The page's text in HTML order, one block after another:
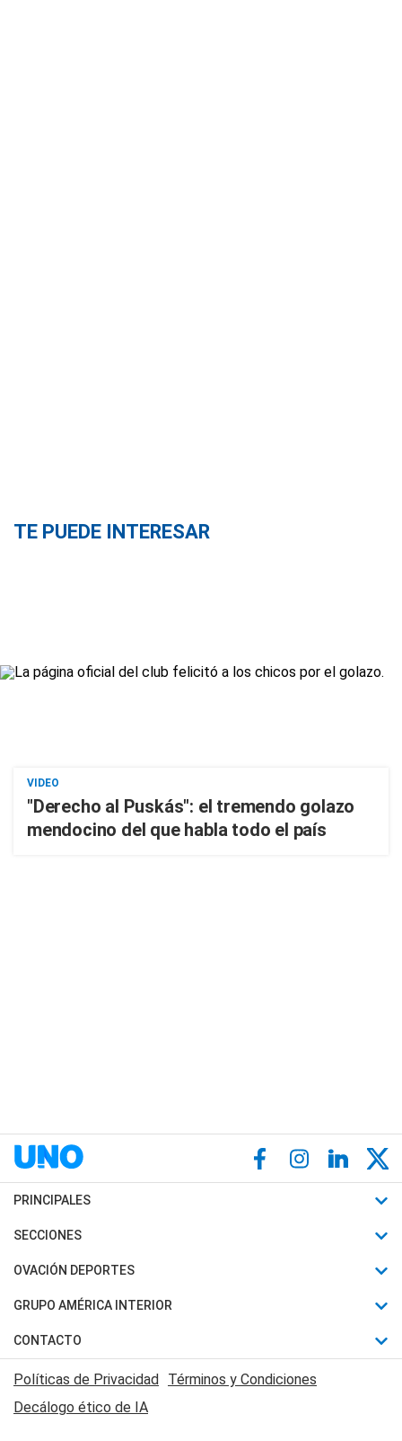
TE PUEDE INTERESAR
VIDEO
"Derecho al Puskás": el tremendo golazo
mendocino del que habla todo el país
PRINCIPALES
Últimas Noticias
Política
Judiciales
Economia
SECCIONES
Horóscopo
Motores
Trucos caseros
Series y Películas
Edictos y Solicitadas
OVACIÓN DEPORTES
Fútbol
Mundial
Automovilismo
Rugby
GRUPO AMÉRICA INTERIOR
Canal 7 en Vivo
CONTACTO
Acerca de Nosotros
Contactanos
Políticas de Privacidad Términos y Condiciones
Decálogo ético de IA